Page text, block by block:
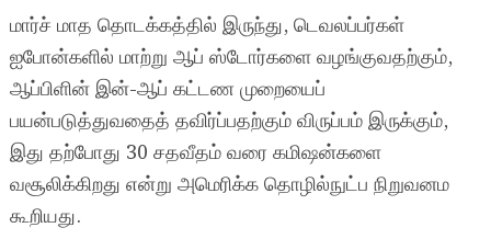
மார்ச் மாத தொடக்கத்தில் இருந்து, டெவலப்பர்கள்
ஐபோன்களில் மாற்று ஆப் ஸ்டோர்களை வழங்குவதற்கும்,
ஆப்பிளின் இன்-ஆப் கட்டண முறையைப்
பயன்படுத்துவதைத் தவிர்ப்பதற்கும் விருப்பம் இருக்கும்,
இது தற்போது 30 சதவீதம் வரை கமிஷன்களை
வசூலிக்கிறது என்று அமெரிக்க தொழில்நுட்ப நிறுவனம
கூறியது.